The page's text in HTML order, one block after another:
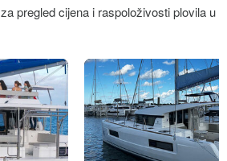
za pregled cijena i raspoloživosti plovila u